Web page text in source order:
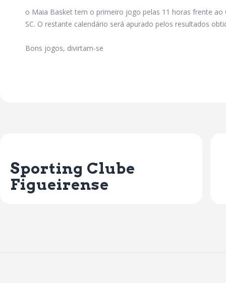
o Maia Basket tem o primeiro jogo pelas 11 horas frente
SC. O restante calendário será apurado pelos resultados
Bons jogos, divirtam-se
Sporting Clube
Figueirense